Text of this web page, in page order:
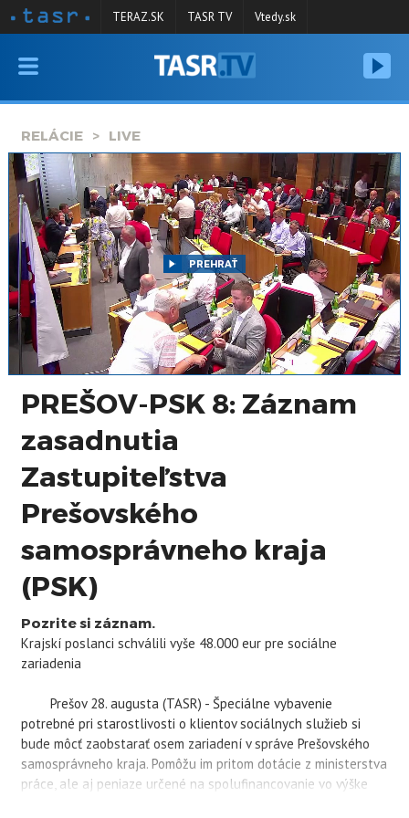
VYSIELANIE
SPRAVODAJSTVO
KONTAKT
ARCHÍV
TERAZ.SK TASR TV Vtedy.sk
RELÁCIE LIVE
PREHRAŤ
PREŠOV-PSK 8: Záznam
zasadnutia
Zastupiteľstva
Prešovského
samosprávneho kraja
(PSK)
Pozrite si záznam.
Krajskí poslanci schválili vyše 48.000 eur pre sociálne
zariadenia
Prešov 28. augusta (TASR) - Špeciálne vybavenie
potrebné pri starostlivosti o klientov sociálnych služieb si
bude môcť zaobstarať osem zariadení v správe Prešovského
samosprávneho kraja. Pomôžu im pritom dotácie z ministerstva
práce, ale aj peniaze určené na spolufinancovanie vo výške